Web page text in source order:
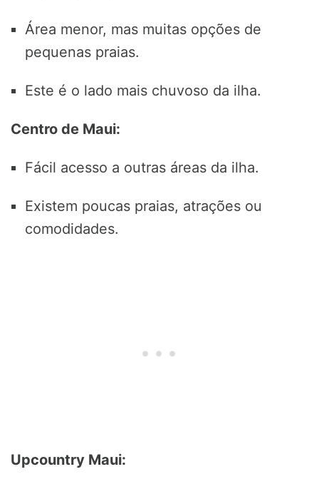
Área menor, mas muitas opções de
pequenas praias.
Este é o lado mais chuvoso da ilha.
Centro de Maui:
Fácil acesso a outras áreas da ilha.
Existem poucas praias, atrações ou
comodidades.
Upcountry Maui: